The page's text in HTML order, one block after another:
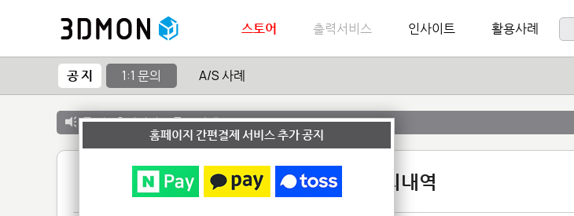
스토어 출력서비스 인사이트 활용사례
공 지 1:1 문의 A/S 사례
공 지 :출력서비스 종료 안내
1:1 문의내역
홈페이지 간편결제 서비스 추가 공지